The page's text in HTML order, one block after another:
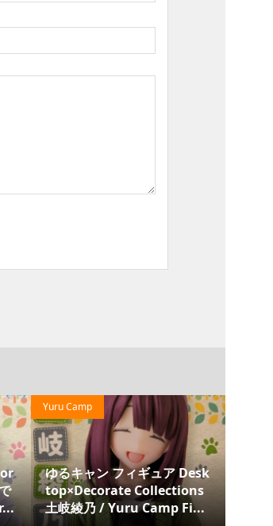
涼宮ハルヒの憂鬱 エクスト
ラフィギュア エンドレスエ
イトCASE＃03 The Melan...
Haruhi Suzumiya
デート
るスト
Date A Live